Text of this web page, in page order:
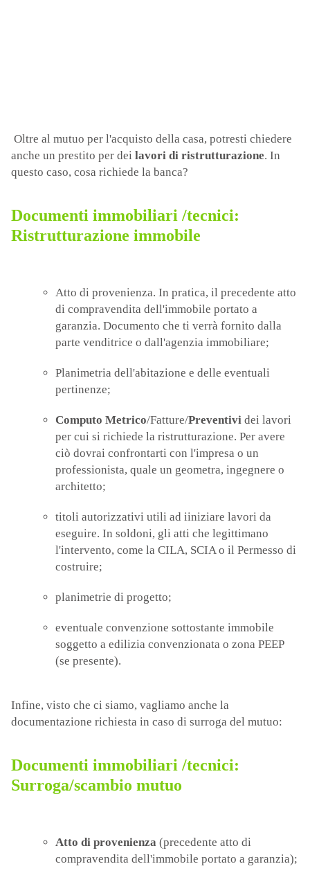
Oltre al mutuo per l'acquisto della casa, potresti chiedere
anche un prestito per dei lavori di ristrutturazione. In
questo caso, cosa richiede la banca?
Documenti immobiliari /tecnici:
Ristrutturazione immobile
Atto di provenienza. In pratica, il precedente atto
di compravendita dell'immobile portato a
garanzia. Documento che ti verrà fornito dalla
parte venditrice o dall'agenzia immobiliare;
Planimetria dell'abitazione e delle eventuali
pertinenze;
Computo Metrico/Fatture/Preventivi dei lavori
per cui si richiede la ristrutturazione. Per avere
ciò dovrai confrontarti con l'impresa o un
professionista, quale un geometra, ingegnere o
architetto;
titoli autorizzativi utili ad iiniziare lavori da
eseguire. In soldoni, gli atti che legittimano
l'intervento, come la CILA, SCIA o il Permesso di
costruire;
planimetrie di progetto;
eventuale convenzione sottostante immobile
soggetto a edilizia convenzionata o zona PEEP
(se presente).
Infine, visto che ci siamo, vagliamo anche la
documentazione richiesta in caso di surroga del mutuo:
Documenti immobiliari /tecnici:
Surroga/scambio mutuo
Atto di provenienza (precedente atto di
compravendita dell'immobile portato a garanzia);